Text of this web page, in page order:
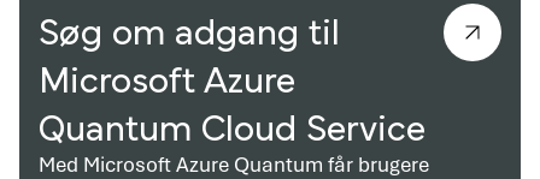
Søg om adgang til
Microsoft Azure
Quantum Cloud Service
Med Microsoft Azure Quantum får brugere